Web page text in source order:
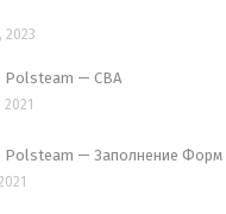
2023
— CBA
— Заполнение Форм